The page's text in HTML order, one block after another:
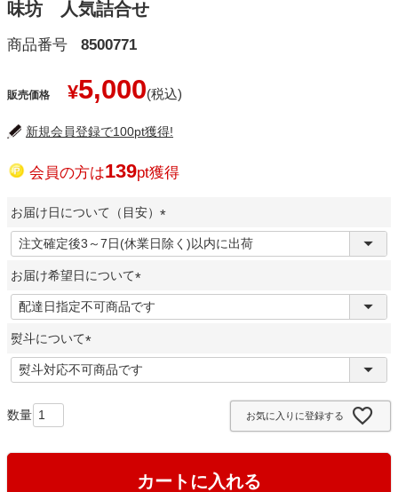
味坊 人気詰合せ
商品番号 8500771
販売価格 ¥5,000
新規会員登録で100pt獲得!
会員の方は139pt獲得
お届け日について（目安）
(
必
)
お届け希望日について
(
必
)
熨斗について
(
必
お気に入りに登録する
カートに入れる